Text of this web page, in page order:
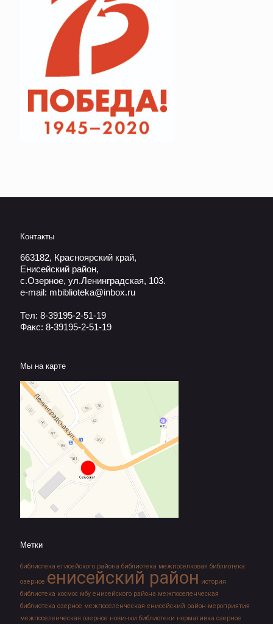
Контакты
663182, Красноярский край,
Енисейский район,
с.Озерное, ул.Ленинградская, 103.
e-mail: mbiblioteka@inbox.ru
Тел: 8-39195-2-51-19
Факс: 8-39195-2-51-19
Мы на карте
Метки
библиотека егисейского района библиотека межпоселковая библиотека
озерное енисейский район история
библиотека космос мбу енисейского района межпоселенческая
библиотека озерное межпоселенческая енисейский район мероприятия
межпоселенческая озерное новинки библиотеки нормативка озерное